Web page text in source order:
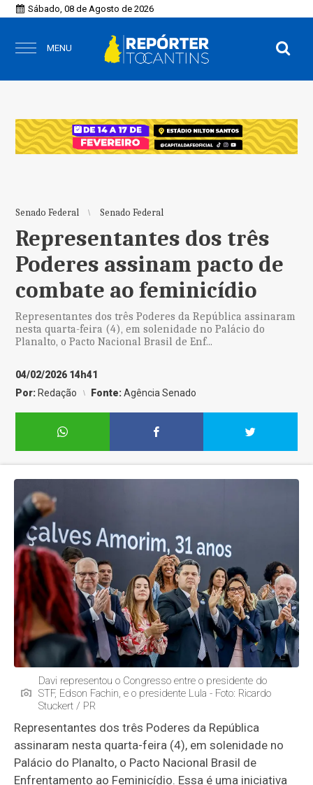
Sábado, 08 de Agosto de 2026
MENU
Senado Federal Senado Federal
Representantes dos três
Poderes assinam pacto de
combate ao feminicídio
Representantes dos três Poderes da República assinaram
nesta quarta-feira (4), em solenidade no Palácio do
Planalto, o Pacto Nacional Brasil de Enf...
04/02/2026 14h41
Por: Redação Fonte:Agência Senado
Davi representou o Congresso entre o presidente do
STF, Edson Fachin, e o presidente Lula - Foto: Ricardo
Stuckert / PR
Representantes dos três Poderes da República
assinaram nesta quarta-feira (4), em solenidade no
Palácio do Planalto, o Pacto Nacional Brasil de
Enfrentamento ao Feminicídio. Essa é uma iniciativa